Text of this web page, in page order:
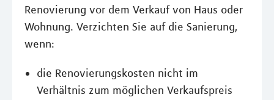
Renovierung vor dem Verkauf von Haus oder
Wohnung. Verzichten Sie auf die Sanierung,
wenn:
die Renovierungskosten nicht im
Verhältnis zum möglichen Verkaufspreis